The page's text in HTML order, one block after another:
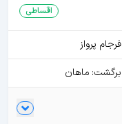
اقساطی
فرجام پرواز
برگشت: ماهان